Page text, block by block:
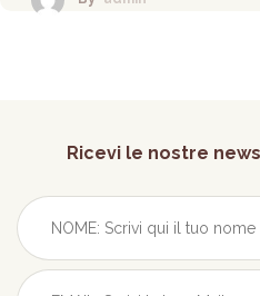
Ricevi le nostre